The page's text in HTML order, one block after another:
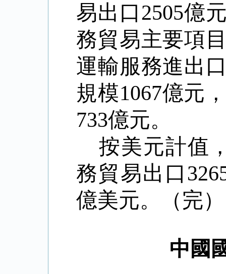
易出口2505億
務貿易主要項
運輸服務進出
規模1067億元
733億元。
按美元計值
務貿易出口
億美元。（完）
中國